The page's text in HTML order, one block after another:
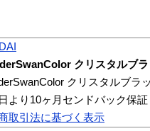
クリスタルブラ
クリスタルブラ
より10ヶ月センドバック保証
取引法に基づく表示